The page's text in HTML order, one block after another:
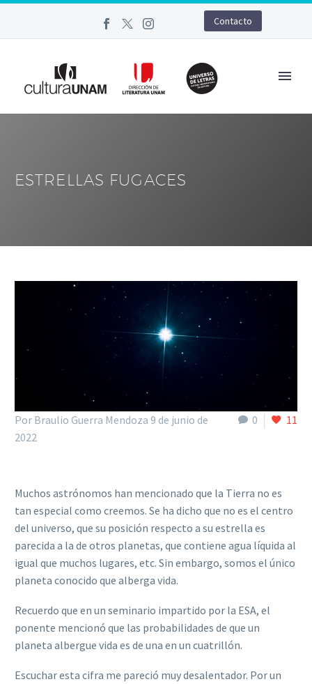
Contacto
ESTRELLAS FUGACES
0 11
Por Braulio Guerra Mendoza 9 de junio de
2022
Muchos astrónomos han mencionado que la Tierra no es
tan especial como creemos. Se ha dicho que no es el centro
del universo, que su posición respecto a su estrella es
parecida a la de otros planetas, que contiene agua líquida al
igual que muchos lugares, etc. Sin embargo, somos el único
planeta conocido que alberga vida.
Recuerdo que en un seminario impartido por la ESA, el
ponente mencionó que las probabilidades de que un
planeta albergue vida es de una en un cuatrillón.
Escuchar esta cifra me pareció muy desalentador. Por un